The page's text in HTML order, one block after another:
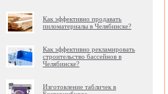
Как эффективно продавать
пиломатериалы в Челябинске?
Как эффективно рекламировать
строительство бассейнов в
Челябинске?
Изготовление табличек в